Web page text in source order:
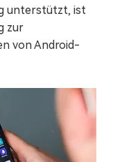
unterstützt, ist
zur
von Android-